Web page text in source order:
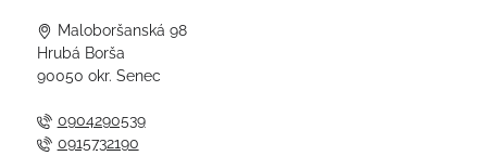
Maloboršanská 98
Hrubá Borša
90050 okr. Senec
0904290539
0915732190